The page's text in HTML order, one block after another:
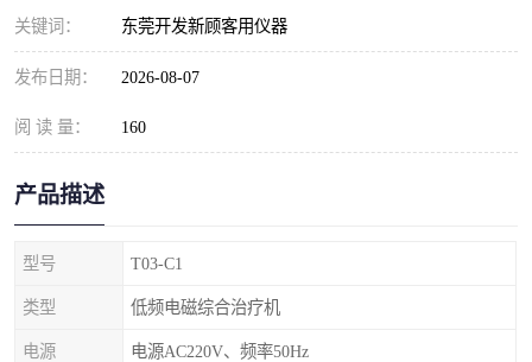
关键词： 东莞开发新顾客用仪器
发布日期： 2026-08-07
阅 读 量： 160
产品描述
型号 T03-C1
类型 低频电磁综合治疗机
电源 电源AC220V、频率50Hz